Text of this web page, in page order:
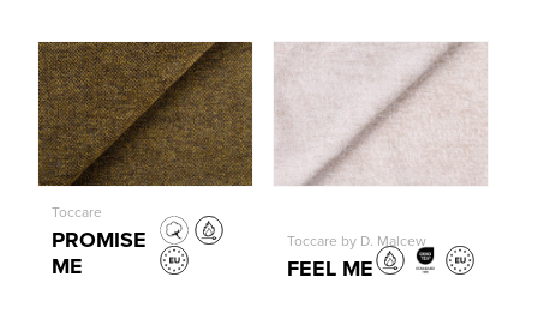
Toccare
PROMISE
ME
Toccare by D. Malcew
FEEL ME